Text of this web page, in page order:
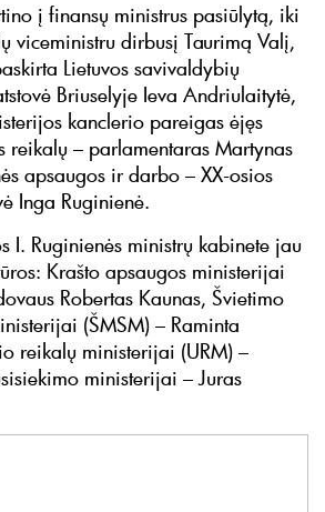
į finansų ministrus pasiūlytą, iki
viceministru dirbusį Taurimą Valį,
Lietuvos savivaldybių
Briuselyje Ieva Andriulaitytė,
kanclerio pareigas ėjęs
reikalų – parlamentaras Martynas
apsaugos ir darbo – XX-osios
Inga Ruginienė.
I. Ruginienės ministrų kabinete jau
Krašto apsaugos ministerijai
Robertas Kaunas, Švietimo
(ŠMSM) – Raminta
reikalų ministerijai (URM) –
ministerijai – Juras